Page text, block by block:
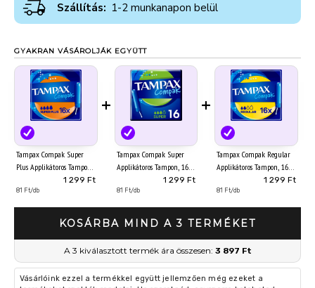
Szállítás: 1-2 munkanapon belül
GYAKRAN VÁSÁROLJÁK EGYÜTT
Tampax Compak Super
Plus Applikátoros Tampon,
1 299 Ft
81 Ft/db
+
Tampax Compak Super
Applikátoros Tampon, 16
1 299 Ft
81 Ft/db
+
Tampax Compak Regular
Applikátoros Tampon, 16
1 299 Ft
81 Ft/db
KOSÁRBA MIND A 3 TERMÉKET
A 3 kiválasztott termék ára összesen: 3 897 Ft
Vásárlóink ezzel a termékkel együtt jellemzően még ezeket a